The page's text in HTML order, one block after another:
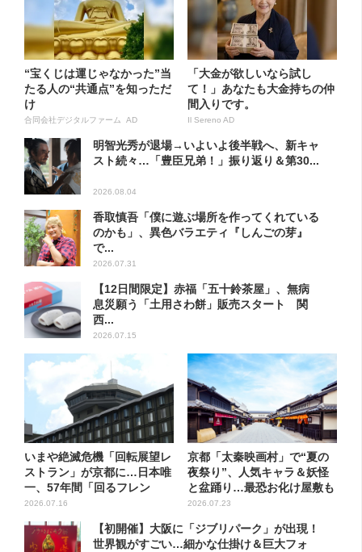
“宝くじは運じゃなかった”当
たる人の“共通点”を知っただ
け
合同会社デジタルファーム AD
「大金が欲しいなら試し
て！」あなたも大金持ちの仲
間入りです。
Il Sereno AD
明智光秀が退場→いよいよ後半戦へ、新キャ
スト続々…「豊臣兄弟！」振り返り＆第30...
2026.08.04
香取慎吾「僕に遊ぶ場所を作ってくれている
のかも」、異色バラエティ『しんごの芽』
で...
2026.07.31
【12日間限定】赤福「五十鈴茶屋」、無病
息災願う「土用さわ餅」販売スタート 関
西...
2026.07.15
いまや絶滅危機「回転展望レ
ストラン」が京都に…日本唯
一、57年間「回るフレン
チ」...
2026.07.16
京都「太秦映画村」で“夏の
夜祭り”、人気キャラ＆妖怪
と盆踊り…最恐お化け屋敷も
リ...
2026.07.23
【初開催】大阪に「ジブリパーク」が出現！
世界観がすごい…細かな仕掛け＆巨大フォ